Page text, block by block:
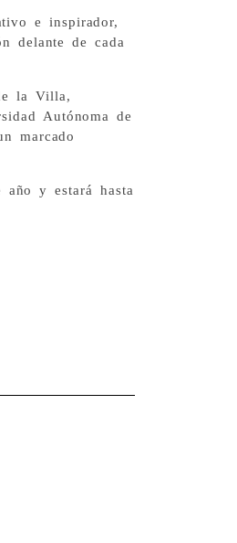
e inspirador,
delante de cada
la Villa,
Autónoma de
marcado
y estará hasta